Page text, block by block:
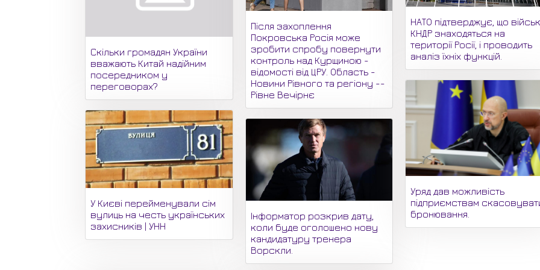
Скільки громадян України
вважають Китай надійним
посередником у
переговорах?
У Києві перейменували сім
вулиць на честь українських
захисників | УНН
Після захоплення
Покровська Росія може
зробити спробу повернути
контроль над Курщиною -
відомості від ЦРУ. Область -
Новини Рівного та регіону --
Рівне Вечірнє
Інформатор розкрив дату,
коли буде оголошено нову
кандидатуру тренера
Ворскли.
НАТО підтверджує, що
КНДР знаходяться на
території Росії, і проводить
аналіз їхніх функцій.
Уряд дав можливість
підприємствам
бронювання.